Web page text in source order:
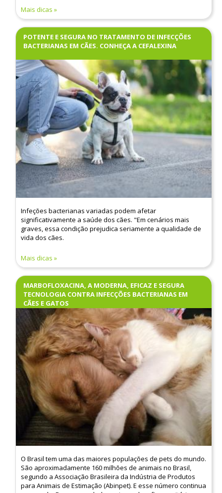
Mais dicas
POTENTE E SEGURA NO TRATAMENTO DE INFECÇÕES
BACTERIANAS EM CÃES. CONHEÇA A CEFALEXINA
Infeções bacterianas variadas podem afetar
significativamente a saúde dos cães. "Em cenários mais
graves, essa condição prejudica seriamente a qualidade de
vida dos cães.
Mais dicas
MARBOFLOXACINA, A MODERNA, EFICAZ E SEGURA
TECNOLOGIA CONTRA INFECÇÕES BACTERIANAS EM
CÃES E GATOS
O Brasil tem uma das maiores populações de pets do mundo.
São aproximadamente 160 milhões de animais no Brasil,
segundo a Associação Brasileira da Indústria de Produtos
para Animais de Estimação (Abinpet). E esse número continua